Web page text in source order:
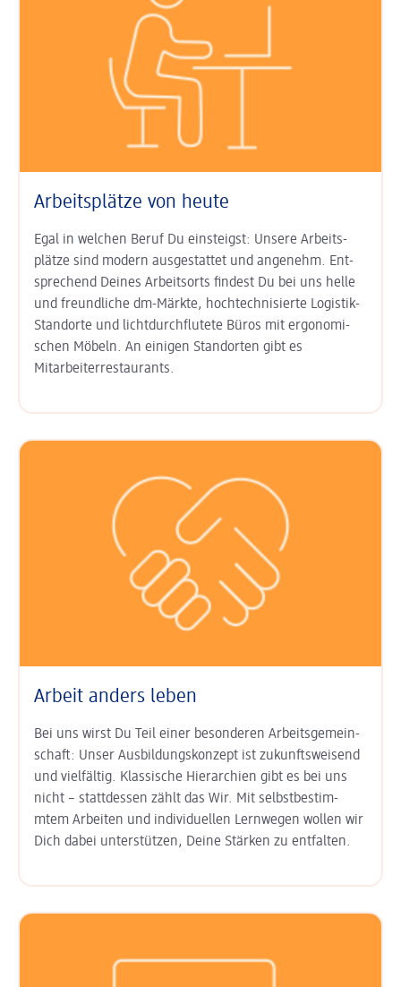
Arbeitsplätze von heute
Egal in welchen Beruf Du einsteigst: Unsere Arbeits­
plätze sind modern aus­gestattet und angenehm. Ent­
sprechend Deines Arbeits­orts findest Du bei uns helle
und freund­liche dm-Märkte, hoch­technisierte Logistik-
Standorte und licht­durchflutete Büros mit ergo­nomi­
schen Möbeln. An einigen Stand­orten gibt es
Mitarbeiter­restaurants.
Arbeit anders leben
Bei uns wirst Du Teil einer besonderen Arbeits­gemein­
schaft: Unser Aus­bildungs­konzept ist zukunfts­weisend
und vielfältig. Klas­sische Hierarchien gibt es bei uns
nicht – statt­dessen zählt das Wir. Mit selbst­bestim­
mtem Arbeiten und indi­viduel­len Lern­wegen wollen wir
Dich dabei unter­stützen, Deine Stärken zu entfalten.